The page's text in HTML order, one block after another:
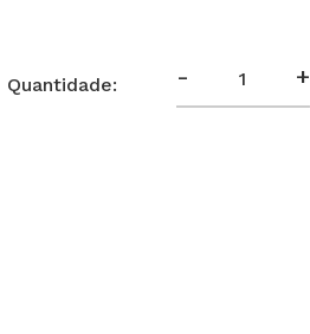
Quantidade: - +